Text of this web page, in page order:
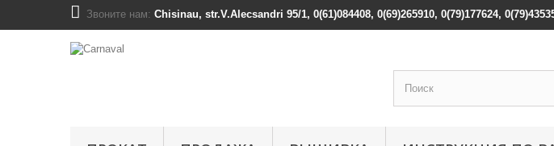
Звоните нам: Chisinau, str.V.Alecsandri 95/1, 0(61)084408, 0(69)265910, 0(79)177624,